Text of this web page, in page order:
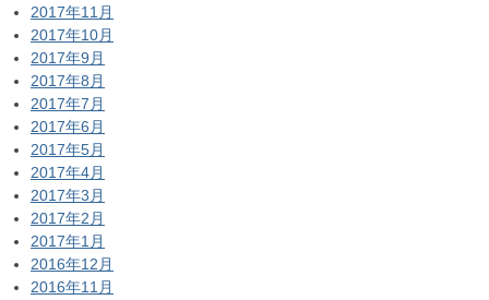
2017年11月
2017年10月
2017年9月
2017年8月
2017年7月
2017年6月
2017年5月
2017年4月
2017年3月
2017年2月
2017年1月
2016年12月
2016年11月